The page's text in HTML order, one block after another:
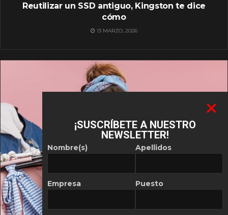
Reutilizar un SSD antiguo, Kingston te dice
cómo
13 MARZO, 2026
¡SUSCRÍBETE A NUESTRO
NEWSLETTER!
Nombre(s)
Empresa
Apellidos
Puesto